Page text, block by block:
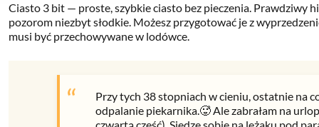
Ciasto 3 bit — proste, szybkie ciasto bez pieczenia. Prawdziwy
pozorom niezbyt słodkie. Możesz przygotować je z
musi być przechowywane w lodówce.
Przy tych 38 stopniach w cieniu, ostatnie na
odpalanie piekarnika.🥵 Ale zabrałam na